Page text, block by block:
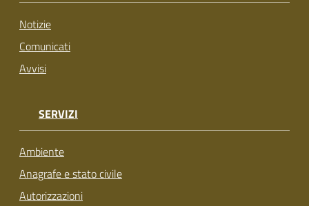
Notizie
Comunicati
Avvisi
SERVIZI
Ambiente
Anagrafe e stato civile
Autorizzazioni